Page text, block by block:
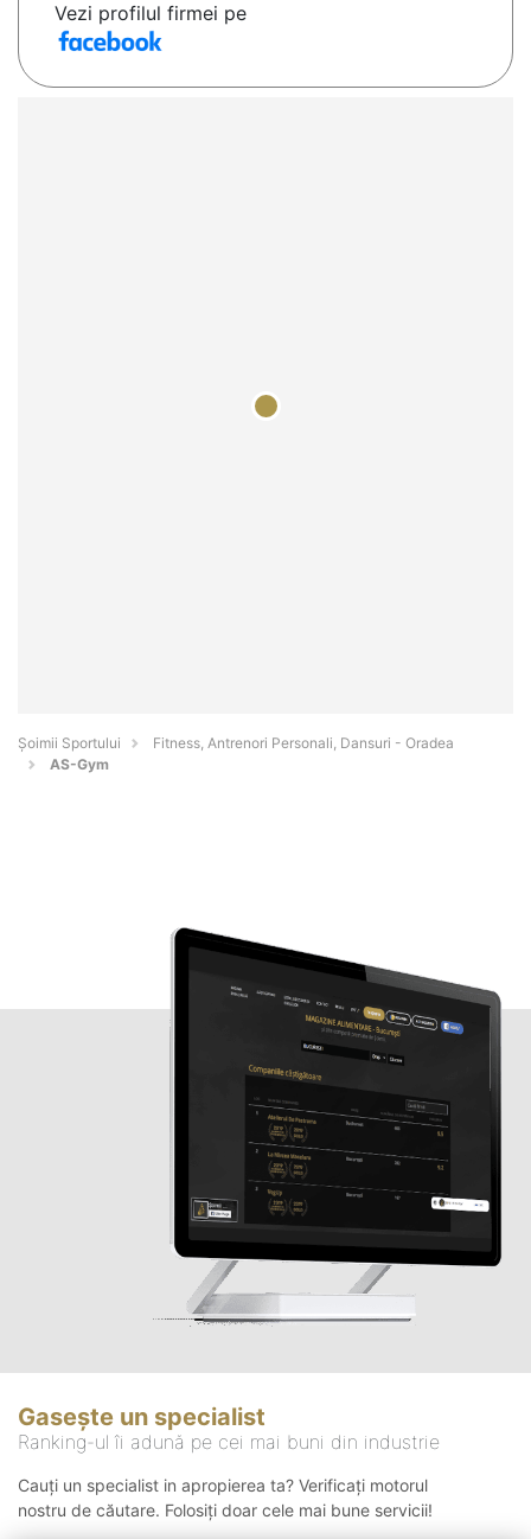
Vezi profilul firmei pe
Șoimii Sportului
Fitness, Antrenori Personali, Dansuri - Oradea
AS-Gym
Gasește un specialist
Ranking-ul îi adună pe cei mai buni din industrie
Cauți un specialist in apropierea ta? Verificați motorul
nostru de căutare. Folosiți doar cele mai bune servicii!